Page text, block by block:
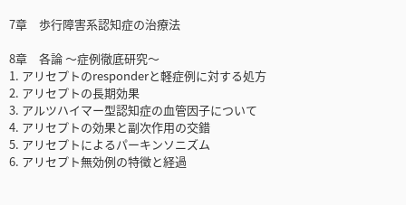
7章 歩行障害系認知症の治療法
8章 各論 ～症例徹底研究～
1. アリセプトのresponderと軽症例に対する処方
2. アリセプトの長期効果
3. アルツハイマー型認知症の血管因子について
4. アリセプトの効果と副次作用の交錯
5. アリセプトによるパーキンソニズム
6. アリセプト無効例の特徴と経過